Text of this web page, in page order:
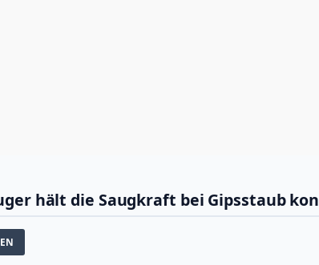
hält die Saugkraft bei Gipsstaub